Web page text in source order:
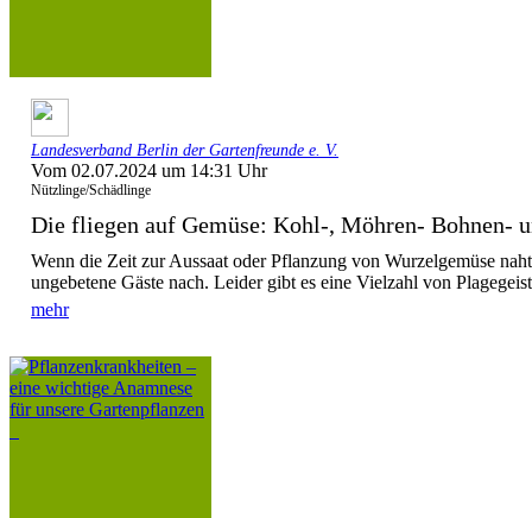
Landesverband Berlin der Gartenfreunde e. V.
Vom 02.07.2024 um 14:31 Uhr
Nützlinge/Schädlinge
Die fliegen auf Gemüse: Kohl-, Möhren- Bohnen-
Wenn die Zeit zur Aussaat oder Pflanzung von Wurzelgemüse
ungebetene Gäste nach. Leider gibt es eine Vielzahl von
mehr